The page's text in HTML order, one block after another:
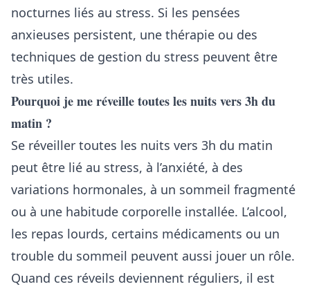
nocturnes liés au stress. Si les pensées
anxieuses persistent, une thérapie ou des
techniques de gestion du stress peuvent être
très utiles.
Pourquoi je me réveille toutes les nuits vers 3h du
matin ?
Se réveiller toutes les nuits vers 3h du matin
peut être lié au stress, à l’anxiété, à des
variations hormonales, à un sommeil fragmenté
ou à une habitude corporelle installée. L’alcool,
les repas lourds, certains médicaments ou un
trouble du sommeil peuvent aussi jouer un rôle.
Quand ces réveils deviennent réguliers, il est